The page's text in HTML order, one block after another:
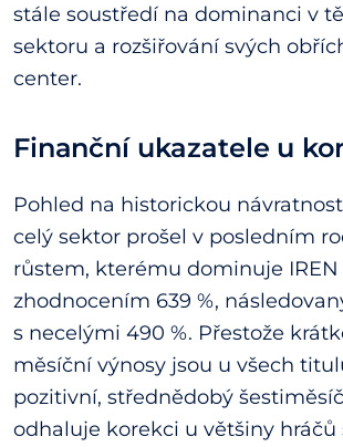
stále soustředí na dominanci v
sektoru a rozšiřování svých
center.
Finanční ukazatele u
Pohled na historickou
celý sektor prošel v posledním
růstem, kterému dominuje
zhodnocením 639 %,
s necelými 490 %. Přestože
měsíční výnosy jsou u všech
pozitivní, střednědobý
odhaluje korekci u většiny hráčů